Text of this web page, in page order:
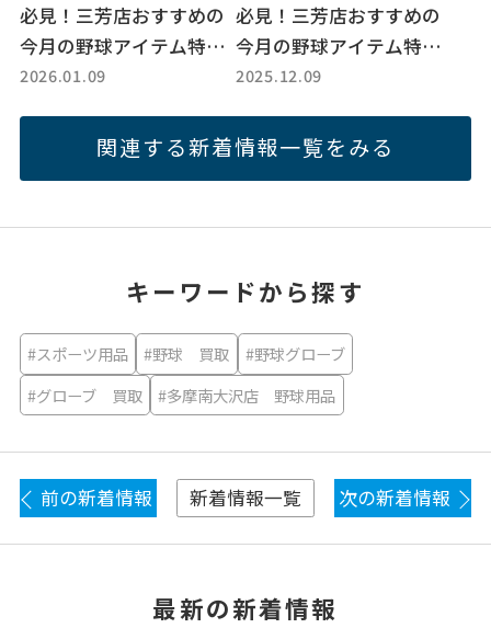
必見！三芳店おすすめの
今月の野球アイテム特
集！
2026.01.09
必見！三芳店おすすめの
今月の野球アイテム特
集！
2025.12.09
関連する新着情報一覧をみる
キーワードから探す
#スポーツ用品 #野球 買取
#野球グローブ
#グローブ 買取
#多摩南大沢店 野球用品
前の新着情報 新着情報一覧 次の新着情報
最新の新着情報